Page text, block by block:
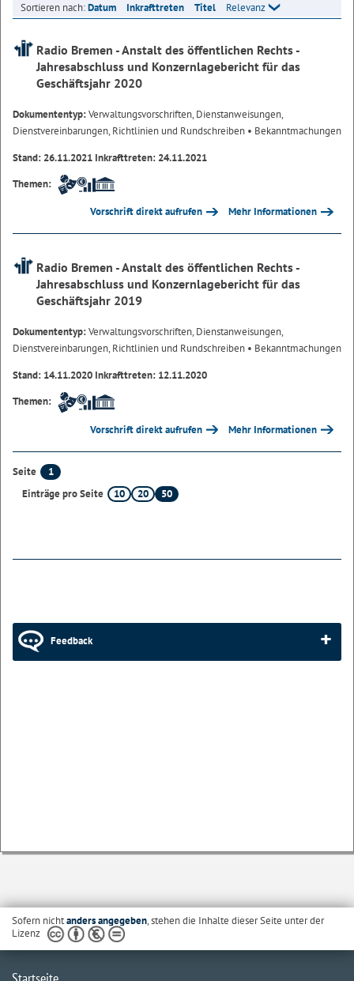
Sortieren nach:Datum Inkrafttreten Titel Relevanz
Radio Bremen - Anstalt des öffentlichen Rechts -
Jahresabschluss und Konzernlagebericht für das
Geschäftsjahr 2020
Dokumententyp:Verwaltungsvorschriften, Dienstanweisungen,
Dienstvereinbarungen, Richtlinien und Rundschreiben • Bekanntmachungen
Stand: 26.11.2021 Inkrafttreten: 24.11.2021
Themen:
Vorschrift direkt aufrufen Mehr Informationen
Radio Bremen - Anstalt des öffentlichen Rechts -
Jahresabschluss und Konzernlagebericht für das
Geschäftsjahr 2019
Dokumententyp:Verwaltungsvorschriften, Dienstanweisungen,
Dienstvereinbarungen, Richtlinien und Rundschreiben • Bekanntmachungen
Stand: 14.11.2020 Inkrafttreten: 12.11.2020
Themen:
Vorschrift direkt aufrufen Mehr Informationen
Seite
1
Einträge pro Seite
10 20 50
Feedback
Sofern nichtanders angegeben, stehen die Inhalte dieser Seite unter der
Lizenz